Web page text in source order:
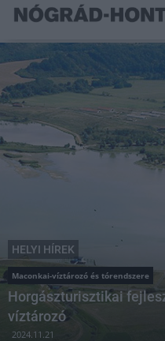
HELYI HÍREK
Maconkai-víztározó és tórendszere
Horgászturisztikai
víztározó
2024.11.21